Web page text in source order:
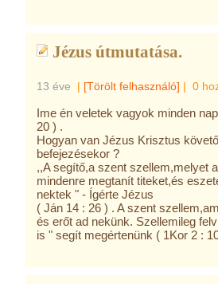
Jézus útmutatása.
13 éve | [Törölt felhasználó] | 0
Ime én veletek vagyok minden
20 ) .
Hogyan van Jézus Krisztus
befejezésekor ?
,,A segítő,a szent szellem,melyet
mindenre megtanít titeket,és
nektek " - Ígérte Jézus
( Ján 14 : 26 ) . A szent
és erőt ad nekünk. Szellemileg
is " segít megértenünk ( 1Kor 2 :